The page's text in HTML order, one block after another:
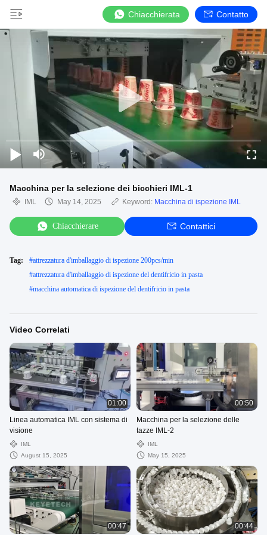
Chiacchierata Contatto
Macchina per la selezione dei bicchieri IML-1
IML May 14, 2025 Keyword: Macchina di ispezione IML
Chiacchierare Contattici
Tag: #attrezzatura d'imballaggio di ispezione 200pcs/min
#attrezzatura d'imballaggio di ispezione del dentifricio in pasta
#macchina automatica di ispezione del dentifricio in pasta
Video Correlati
01:00
Linea automatica IML con sistema di
visione
IML
August 15, 2025
00:50
Macchina per la selezione delle
tazze IML-2
IML
May 15, 2025
00:47 00:44